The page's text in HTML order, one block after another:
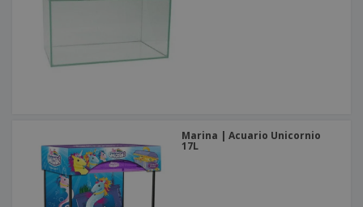
Marina | Acuario Unicornio
17L